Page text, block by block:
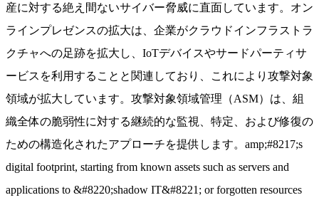
産に対する絶え間ないサイバー脅威に直面しています。オン
ラインプレゼンスの拡大は、企業がクラウドインフラストラ
クチャへの足跡を拡大し、IoTデバイスやサードパーティサ
ービスを利用することと関連しており、これにより攻撃対象
領域が拡大しています。攻撃対象領域管理（ASM）は、組
織全体の脆弱性に対する継続的な監視、特定、および修復の
ための構造化されたアプローチを提供します。amp;#8217;s
digital footprint, starting from known assets such as servers and
applications to &#8220;shadow IT&#8221; or forgotten resources